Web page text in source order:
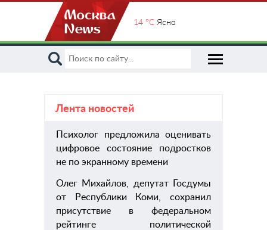
14 °C Ясно
Лента новостей
Психолог предложила оценивать
цифровое состояние подростков
не по экранному времени
Олег Михайлов, депутат Госдумы
от Республики Коми, сохранил
присутствие в федеральном
рейтинге политической